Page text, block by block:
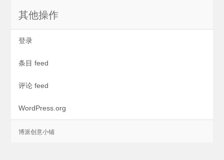
其他操作
登录
条目 feed
评论 feed
WordPress.org